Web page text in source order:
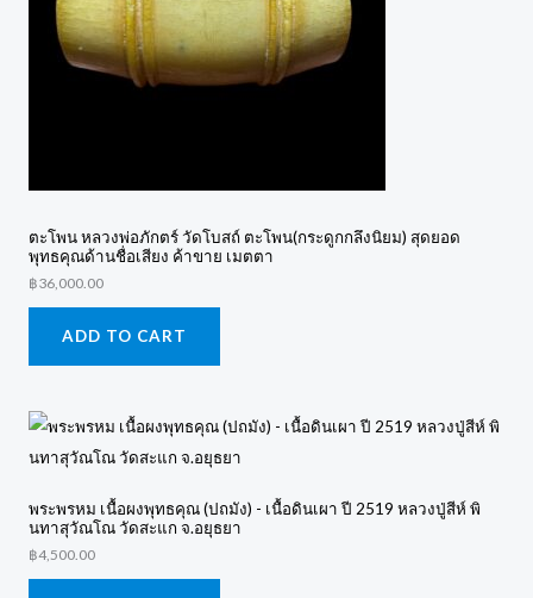
ตะโพน หลวงพ่อภักตร์ วัดโบสถ์ ตะโพน(กระดูกกลึงนิยม) สุดยอด
พุทธคุณด้านชื่อเสียง ค้าขาย เมตตา
฿36,000.00
ADD TO CART
พระพรหม เนื้อผงพุทธคุณ (ปถมัง) - เนื้อดินเผา ปี 2519 หลวงปู่สีห์ พิ
นทาสุวัณโณ วัดสะแก จ.อยุธยา
฿4,500.00